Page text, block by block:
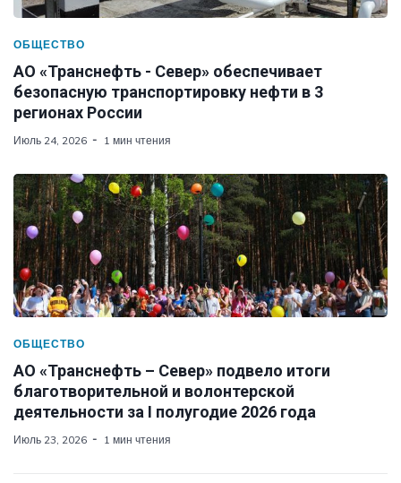
ОБЩЕСТВО
АО «Транснефть - Север» обеспечивает
безопасную транспортировку нефти в 3
регионах России
Июль 24, 2026 1 мин чтения
ОБЩЕСТВО
АО «Транснефть – Север» подвело итоги
благотворительной и волонтерской
деятельности за I полугодие 2026 года
Июль 23, 2026 1 мин чтения